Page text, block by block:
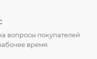
вопросы покупателей
время.